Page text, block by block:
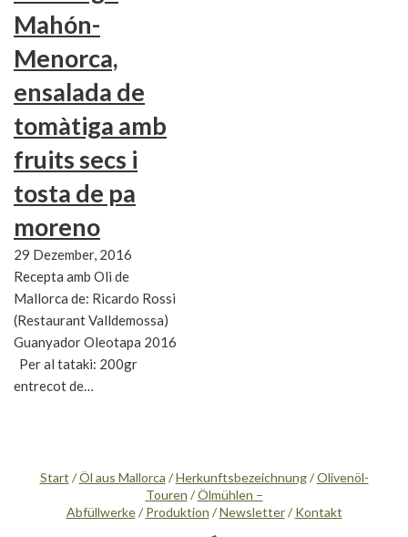
Mahón-
Menorca,
ensalada de
tomàtiga amb
fruits secs i
tosta de pa
moreno
29 Dezember, 2016
Recepta amb Oli de
Mallorca de: Ricardo Rossi
(Restaurant Valldemossa)
Guanyador Oleotapa 2016
Per al tataki: 200gr
entrecot de…
Start /Öl aus Mallorca /Herkunftsbezeichnung/Olivenöl-
Touren /Ölmühlen –
Abfüllwerke/ Produktion /Newsletter/ Kontakt